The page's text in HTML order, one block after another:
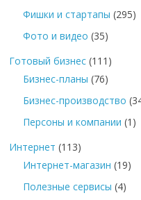
Фишки и стартапы (295)
Фото и видео (35)
Готовый бизнес (111)
Бизнес-планы (76)
Бизнес-производство
Персоны и компании (1)
Интернет (113)
Интернет-магазин (19)
Полезные сервисы (4)